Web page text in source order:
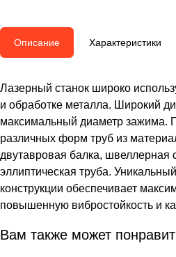
Описание Характеристики
Лазерный станок широко
и обработке металла. Широкий
максимальный диаметр зажима.
различных форм труб из
двутавровая балка, швеллерная
эллиптическая труба.
конструкции обеспечивает
повышенную вибростойкость и
Вам также может